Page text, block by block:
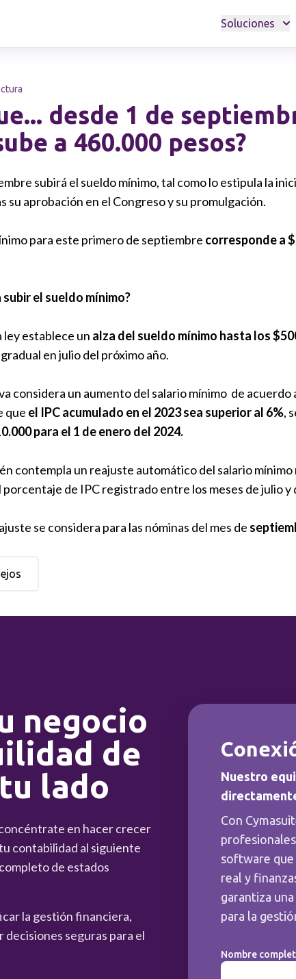
Soluciones
desde 1 de
a 460.000 pesos?
subirá el sueldo mínimo, tal como lo estipula la
su aprobación en el Congreso y su promulgación.
para este primero de septiembre corresponde a
el sueldo mínimo?
ley establece un alza del sueldo mínimo hasta los
en julio del próximo año.
considera un aumento del salario mínimo de acuerdo
que el IPC acumulado en el 2023 sea superior al 6%,
para el 1 de enero del 2024.
contempla un reajuste automático del salario mínimo
porcentaje de IPC registrado entre los meses de julio y
se considera para las nóminas del mes de
negocio
de
lado
en hacer crecer
contabilidad al siguiente
de estados
la gestión financiera,
seguras para el
Nuestro
Con
software
real y
garantiza
para la
Nombre